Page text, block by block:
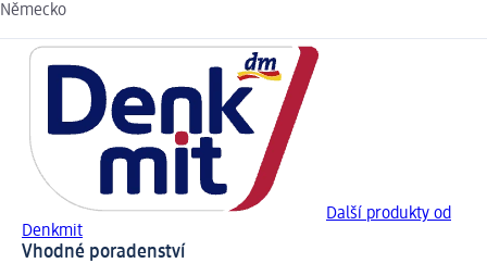
Německo
Další produkty od
Denkmit
Vhodné poradenství